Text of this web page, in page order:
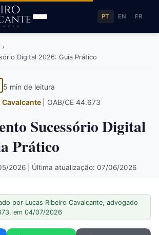
PT EN FR
Digital 2026: Guia Prático
5 min de leitura
Cavalcante | OAB/CE 44.673
Sucessório Digital
Prático
2026 | Última atualização: 07/06/2026
por Lucas Ribeiro Cavalcante, advogado
em 04/07/2026